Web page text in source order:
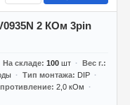
2 КОм 3pin
На складе 100шт
Вес г.
Тип монтажа
DIP
2,0 кОм